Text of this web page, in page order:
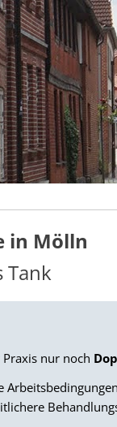
in Mölln
Tank
nur noch